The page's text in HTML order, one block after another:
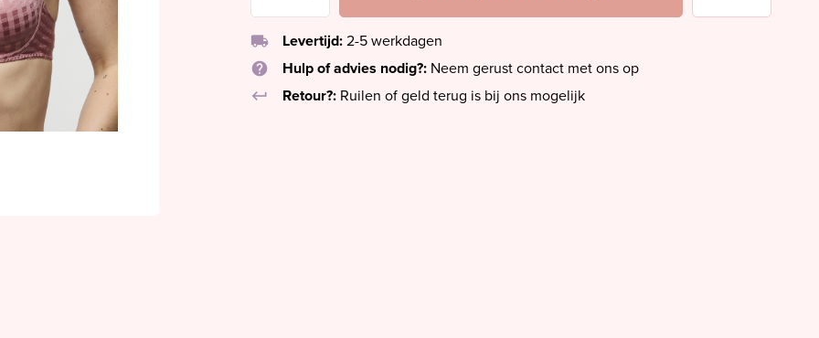
local_shipping Levertijd: 2-5 werkdagen
help
Hulp of advies nodig?: Neem gerust contact met ons op
keyboard_return
Retour?: Ruilen of geld terug is bij ons mogelijk